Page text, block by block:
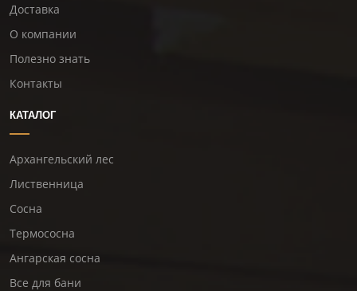
Доставка
О компании
Полезно знать
Контакты
КАТАЛОГ
Архангельский лес
Лиственница
Сосна
Термососна
Ангарская сосна
Все для бани